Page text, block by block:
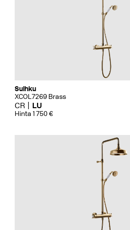
Suihku
XCOL7269 Brass
CR LU
Hinta 1 750 €